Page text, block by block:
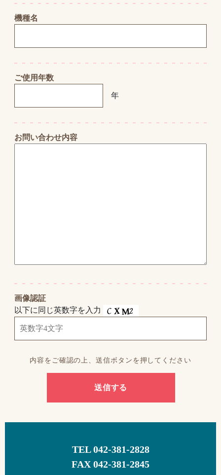
機種名
ご使用年数
年
お問い合わせ内容
画像認証
以下に同じ英数字を入力
内容をご確認の上、送信ボタンを押してください
TEL 042-381-2828
FAX 042-381-2845